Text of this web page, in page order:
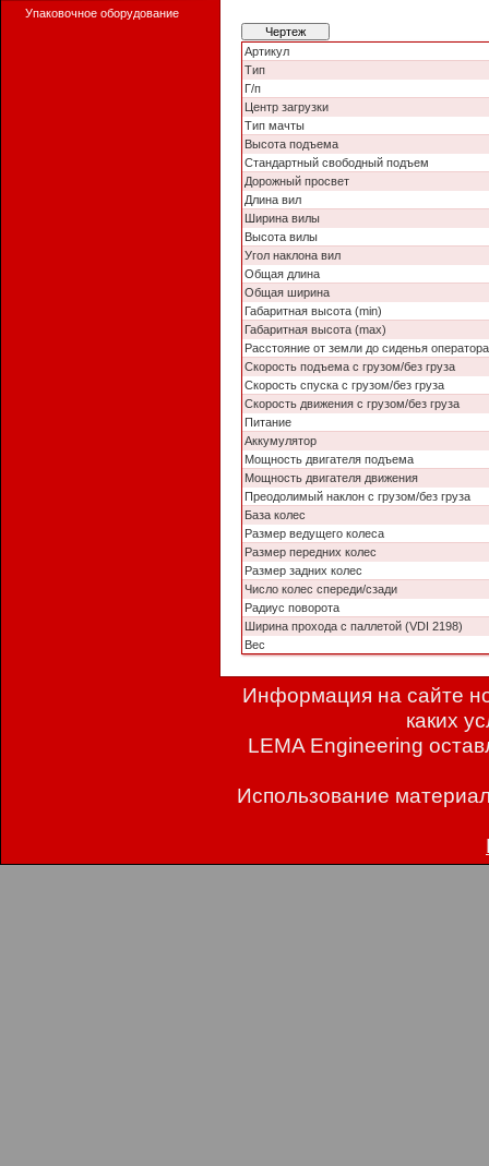
Упаковочное оборудование
Чертеж
Артикул
Тип
Г/п
Центр загрузки
Тип мачты
Высота подъема
Стандартный свободный подъем
Дорожный просвет
Длина вил
Ширина вилы
Высота вилы
Угол наклона вил
Общая длина
Общая ширина
Габаритная высота (min)
Габаритная высота (max)
Расстояние от земли до сиденья оператора
Скорость подъема с грузом/без груза
Скорость спуска с грузом/без груза
Скорость движения с грузом/без груза
Питание
Аккумулятор
Мощность двигателя подъема
Мощность двигателя движения
Преодолимый наклон с грузом/без груза
База колес
Размер ведущего колеса
Размер передних колес
Размер задних колес
Число колес спереди/сзади
Радиус поворота
Ширина прохода с паллетой (VDI 2198)
Вес
Информация на сайте
каких
LEMA Engineering
Использование